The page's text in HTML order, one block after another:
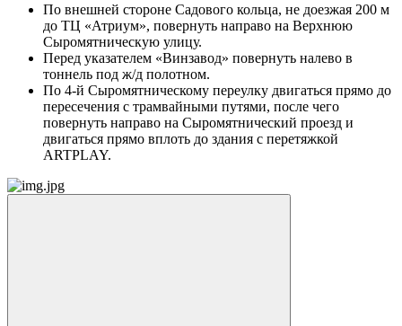
По внешней стороне Садового кольца, не доезжая 200 м
до ТЦ «Атриум», повернуть направо на Верхнюю
Сыромятническую улицу.
Перед указателем «Винзавод» повернуть налево в
тоннель под ж/д полотном.
По 4-й Сыромятническому переулку двигаться прямо до
пересечения с трамвайными путями, после чего
повернуть направо на Сыромятнический проезд и
двигаться прямо вплоть до здания с перетяжкой
ARTPLAY.